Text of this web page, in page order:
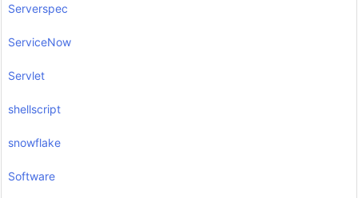
Serverspec
ServiceNow
Servlet
shellscript
snowflake
Software